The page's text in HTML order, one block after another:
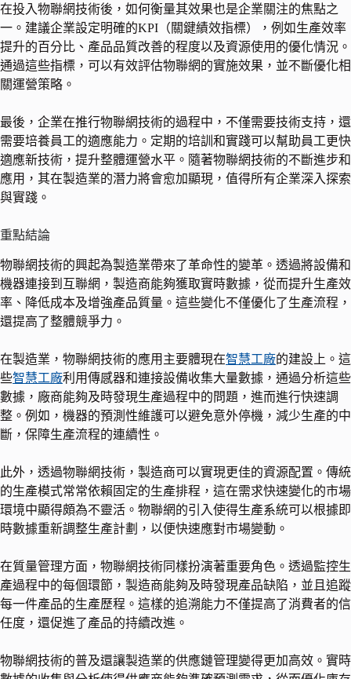
在投入物聯網技術後，如何衡量其效果也是企業關注的焦點之
一。建議企業設定明確的KPI（關鍵績效指標），例如生產效率
提升的百分比、產品品質改善的程度以及資源使用的優化情況。
通過這些指標，可以有效評估物聯網的實施效果，並不斷優化相
關運營策略。
最後，企業在推行物聯網技術的過程中，不僅需要技術支持，還
需要培養員工的適應能力。定期的培訓和實踐可以幫助員工更快
適應新技術，提升整體運營水平。隨著物聯網技術的不斷進步和
應用，其在製造業的潛力將會愈加顯現，值得所有企業深入探索
與實踐。
重點結論
物聯網技術的興起為製造業帶來了革命性的變革。透過將設備和
機器連接到互聯網，製造商能夠獲取實時數據，從而提升生產效
率、降低成本及增強產品質量。這些變化不僅優化了生產流程，
還提高了整體競爭力。
在製造業，物聯網技術的應用主要體現在智慧工廠的建設上。這
些智慧工廠利用傳感器和連接設備收集大量數據，通過分析這些
數據，廠商能夠及時發現生產過程中的問題，進而進行快速調
整。例如，機器的預測性維護可以避免意外停機，減少生產的中
斷，保障生產流程的連續性。
此外，透過物聯網技術，製造商可以實現更佳的資源配置。傳統
的生產模式常常依賴固定的生產排程，這在需求快速變化的市場
環境中顯得頗為不靈活。物聯網的引入使得生產系統可以根據即
時數據重新調整生產計劃，以便快速應對市場變動。
在質量管理方面，物聯網技術同樣扮演著重要角色。透過監控生
產過程中的每個環節，製造商能夠及時發現產品缺陷，並且追蹤
每一件產品的生產歷程。這樣的追溯能力不僅提高了消費者的信
任度，還促進了產品的持續改進。
物聯網技術的普及還讓製造業的供應鏈管理變得更加高效。實時